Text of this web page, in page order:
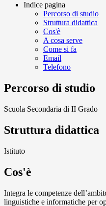
Indice pagina
Percorso di studio
Struttura didattica
Cos'è
A cosa serve
Come si fa
Email
Telefono
Percorso di studio
Scuola Secondaria di II Grado
Struttura didattica
Istituto
Cos'è
Integra le competenze
linguistiche e informatiche per